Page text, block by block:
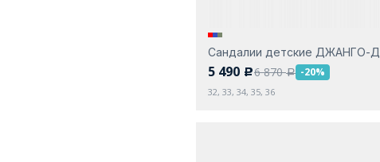
Сандалии детские ДЖАНГО-Д
5 490 c6 870a -20%
32, 33, 34, 35, 36